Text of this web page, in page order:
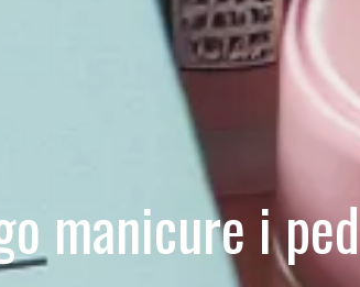
manicure i